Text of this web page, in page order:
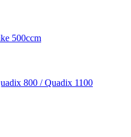
500ccm
800 / Quadix 1100